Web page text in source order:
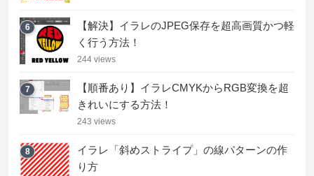
6
【解決】イラレのJPEG保存を超高画質かつ軽
く行う方法！
244 views
7
【順番あり】イラレCMYKからRGB変換を超
きれいにする方法！
243 views
8
イラレ「斜めストライプ」の線パターンの作
り方